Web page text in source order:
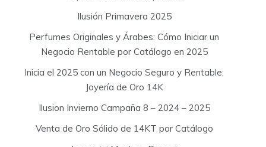
Ilusión Primavera 2025
Perfumes Originales y Árabes: Cómo Iniciar un
Negocio Rentable por Catálogo en 2025
Inicia el 2025 con un Negocio Seguro y Rentable:
Joyería de Oro 14K
Ilusion Invierno Campaña 8 – 2024 – 2025
Venta de Oro Sólido de 14KT por Catálogo